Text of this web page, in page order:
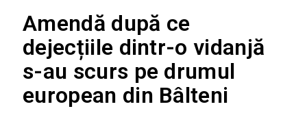
Amendă după ce
dejecțiile dintr-o vidanjă
s-au scurs pe drumul
european din Bâlteni